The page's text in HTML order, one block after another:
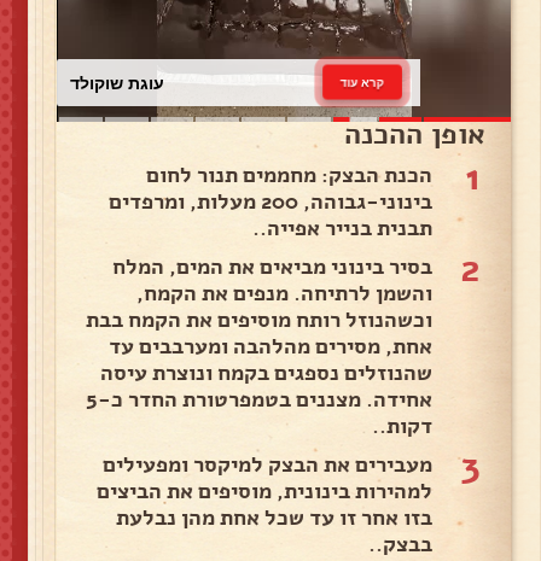
עוגת שוקולד קרא עוד
אופן ההכנה
1
הכנת הבצק: מחממים תנור לחום
בינוני-גבוהה, 200 מעלות, ומרפדים
תבנית בנייר אפייה..
2
בסיר בינוני מביאים את המים, המלח
והשמן לרתיחה. מנפים את הקמח,
וכשהנוזל רותח מוסיפים את הקמח בבת
אחת, מסירים מהלהבה ומערבבים עד
שהנוזלים נספגים בקמח ונוצרת עיסה
אחידה. מצננים בטמפרטורת החדר כ-5
דקות..
3
מעבירים את הבצק למיקסר ומפעילים
למהירות בינונית, מוסיפים את הביצים
בזו אחר זו עד שכל אחת מהן נבלעת
בבצק..